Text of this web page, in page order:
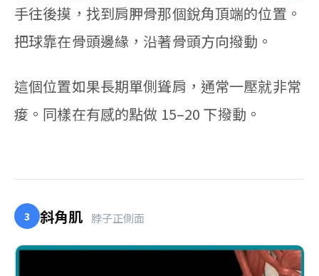
手往後摸，找到肩胛骨那個銳角頂端的位置。
把球靠在骨頭邊緣，沿著骨頭方向撥動。
這個位置如果長期單側聳肩，通常一壓就非常
痠。同樣在有感的點做 15–20 下撥動。
3 斜角肌 脖子正側面